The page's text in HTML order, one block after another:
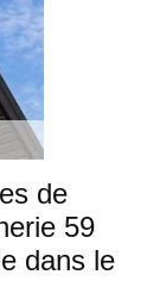
de
59
dans le